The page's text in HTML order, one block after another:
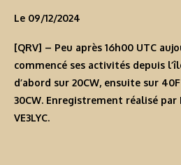
Le 09/12/2024
[QRV] – Peu après 16h00 UTC
commencé ses activités depuis
d’abord sur 20CW, ensuite sur
30CW. Enregistrement réalisé par
VE3LYC.